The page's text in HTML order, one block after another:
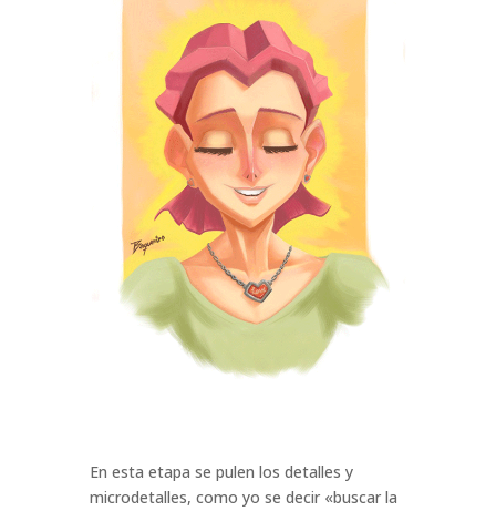
En esta etapa se pulen los detalles y
microdetalles, como yo se decir «buscar la